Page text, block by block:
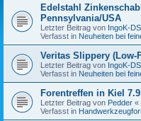
Edelstahl
Pennsylvania/USA
Letzter Beitrag von IngoK-
Verfasst in Neuheiten bei
Veritas Slippery (Low-
Letzter Beitrag von IngoK-
Verfasst in Neuheiten bei
Forentreffen in Kiel
Letzter Beitrag von Pedder «
Verfasst in